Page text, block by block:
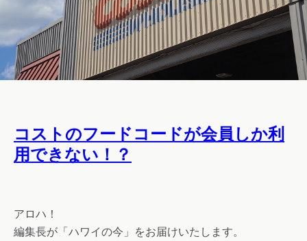
コストのフードコードが会員しか利
用できない！？
アロハ！
編集長が「ハワイの今」をお届けいたします。